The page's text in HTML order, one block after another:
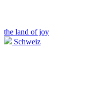
the land of joy
Schweiz